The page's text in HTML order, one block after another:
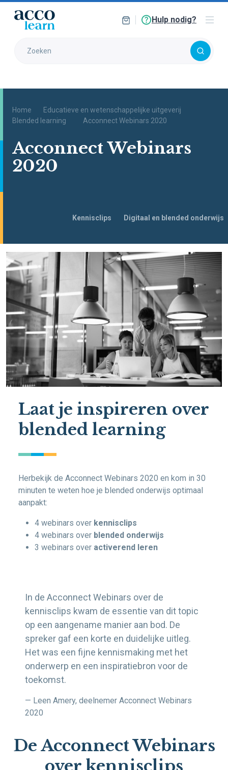
Hulp nodig?
Home
Educatieve en wetenschappelijke uitgeverij
Blended learning
Acconnect Webinars 2020
Acconnect Webinars
2020
Kennisclips Digitaal en blended onderwijs
Laat je inspireren over
blended learning
Herbekijk de Acconnect Webinars 2020 en kom in 30
minuten te weten hoe je blended onderwijs optimaal
aanpakt:
4 webinars over kennisclips
4 webinars over blended onderwijs
3 webinars over activerend leren
In de Acconnect Webinars over de
kennisclips kwam de essentie van dit topic
op een aangename manier aan bod. De
spreker gaf een korte en duidelijke uitleg.
Het was een fijne kennismaking met het
onderwerp en een inspiratiebron voor de
toekomst.
— Leen Amery, deelnemer Acconnect Webinars
2020
De Acconnect Webinars
over kennisclips